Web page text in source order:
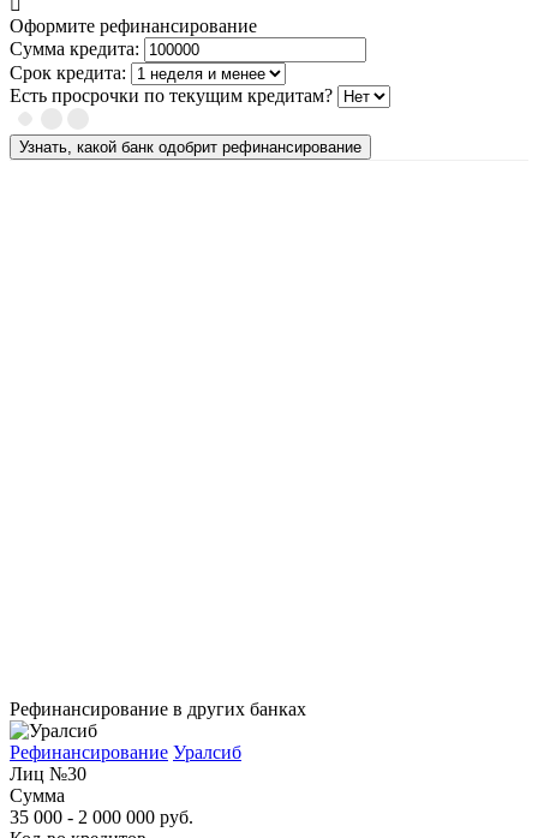
Оформите рефинансирование
Сумма кредита:
Срок кредита:
Есть просрочки по текущим кредитам?
Узнать, какой банк одобрит рефинансирование
Рефинансирование в других банках
Рефинансирование Уралсиб
Лиц №30
Сумма
35 000 - 2 000 000 руб.